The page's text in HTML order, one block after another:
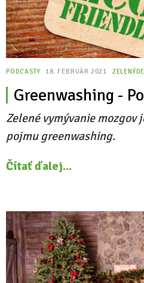
PODCASTY 18. FEBRUÁR 2021
Greenwashing -
Zelené vymývanie
pojmu greenwashing.
Čítať ďalej...